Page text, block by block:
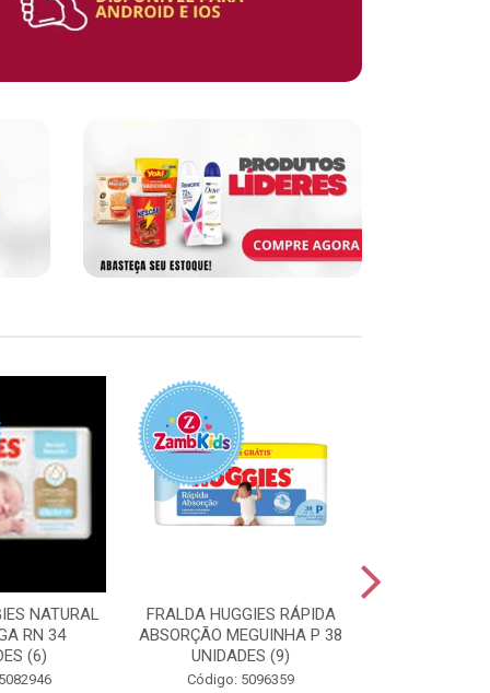
NATURAL
RN 34
(6)
FRALDA HUGGIES RÁPIDA
ABSORÇÃO MEGUINHA P 38
UNIDADES (9)
Código: 5096359